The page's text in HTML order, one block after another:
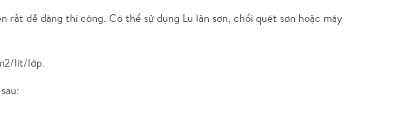
rất dễ dàng thi công. Có thể sử dụng Lu lăn sơn, chổi quét sơn hoặc máy
lít/lớp.